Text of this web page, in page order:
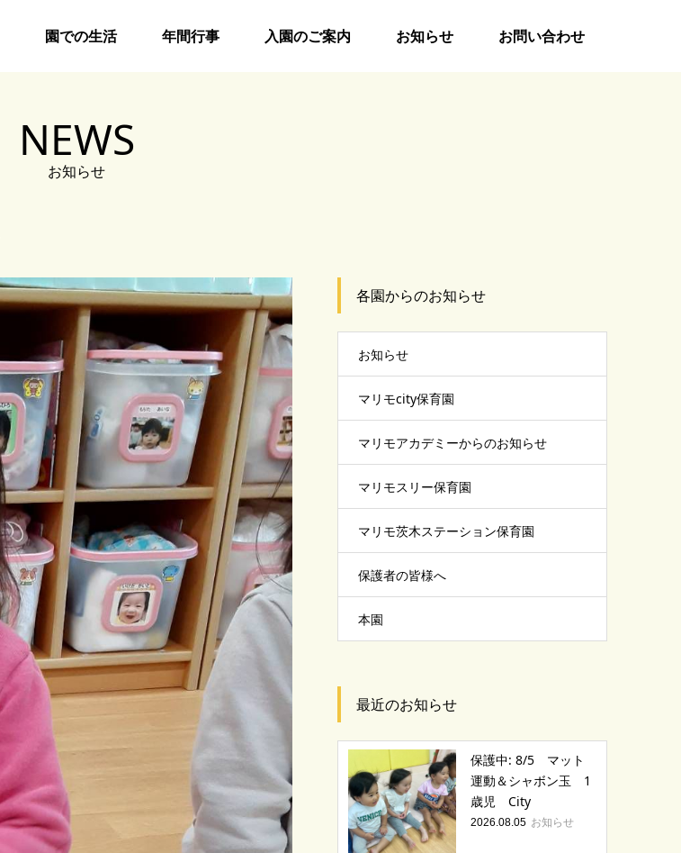
園での生活 年間行事 入園のご案内 お知らせ お問い合わせ
NEWS
お知らせ
各園からのお知らせ
お知らせ
マリモcity保育園
マリモアカデミーからのお知らせ
マリモスリー保育園
マリモ茨木ステーション保育園
保護者の皆様へ
本園
最近のお知らせ
保護中: 8/5 マット
運動＆シャボン玉 1
歳児 City
2026.08.05 お知らせ